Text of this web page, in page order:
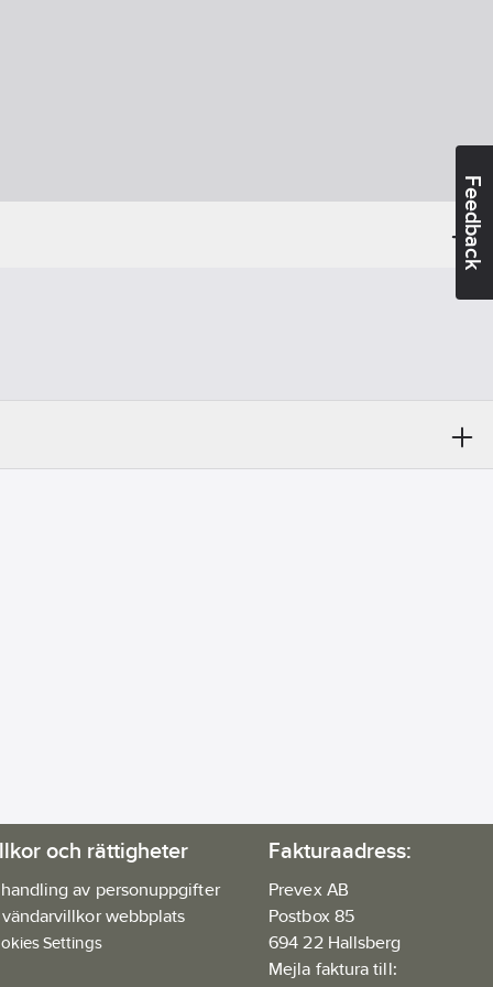
Feedback
och rättigheter
av personuppgifter
webbplats
Settings
Fakturaadress:
Prevex AB
Postbox 85
694 22 Hallsberg
Mejla faktura till: